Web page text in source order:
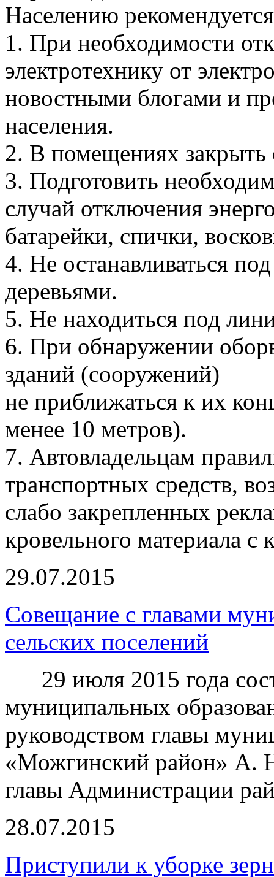
Населению
1. При необходимости
электротехнику от
новостными блогами и
населения.
2. В помещениях
3. Подготовить
случай отключения
батарейки, спички,
4. Не останавливаться
деревьями.
5. Не находиться под
6. При обнаружении
зданий (сооружений)
не приближаться к их
менее 10 метров).
7. Автовладельцам
транспортных средств,
слабо закрепленных
кровельного материала
29.07.2015
Совещание с главами
сельских поселений
29 июля 2015 года
муниципальных
руководством главы
«Можгинский район» А.
главы Администрации
28.07.2015
Приступили к уборке